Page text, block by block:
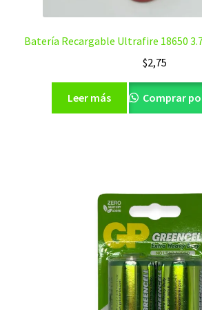
Batería Recargable Ultrafire 18650
$2,75
Leer más Comprar